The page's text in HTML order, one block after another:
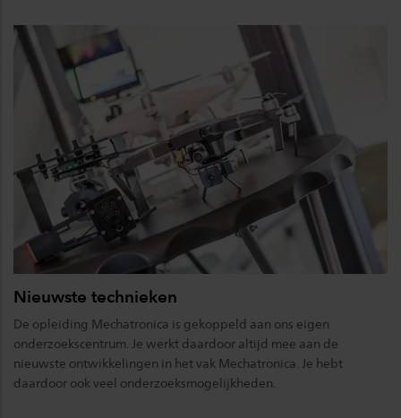
Nieuwste technieken
De opleiding Mechatronica is gekoppeld aan ons eigen
onderzoekscentrum. Je werkt daardoor altijd mee aan de
nieuwste ontwikkelingen in het vak Mechatronica. Je hebt
daardoor ook veel onderzoeksmogelijkheden.